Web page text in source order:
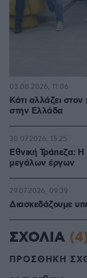
Κάτι αλλάζει στον
στην Ελλάδα
03.08.2026, 11:06
Εθνική Τράπεζα: Η
μεγάλων έργων
30.07.2026, 15:25
Διασκεδάζουμε
29.07.2026, 09:39
ΣΧΟΛΙΑ
ΠΡΟΣΘΗΚΗ